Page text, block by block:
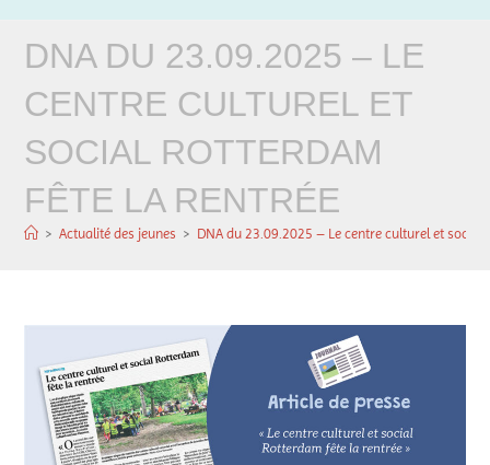
DNA DU 23.09.2025 – LE
CENTRE CULTUREL ET
SOCIAL ROTTERDAM
FÊTE LA RENTRÉE
> Actualité des jeunes > DNA du 23.09.2025 – Le centre culturel et